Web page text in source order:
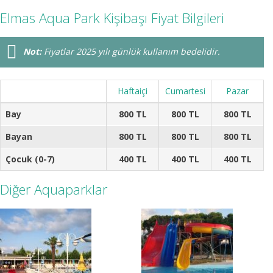
Elmas Aqua Park Kişibaşı Fiyat Bilgileri
Not: Fiyatlar 2025 yılı günlük kullanım bedelidir.
Haftaiçi Cumartesi
Pazar
Bay
800 TL 800 TL
800 TL
Bayan
800 TL 800 TL
800 TL
Çocuk (0-7)
400 TL 400 TL 400 TL
Diğer Aquaparklar